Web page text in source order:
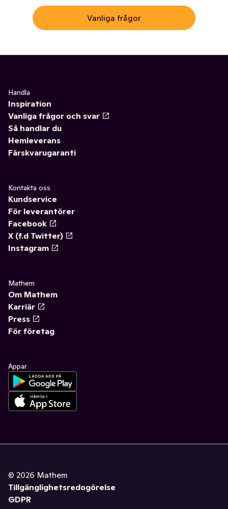
Vanliga frågor
Handla
Inspiration
Vanliga frågor och svar
Så handlar du
Hemleverans
Färskvarugaranti
Kontakta oss
Kundservice
För leverantörer
Facebook
X (f.d Twitter)
Instagram
Mathem
Om Mathem
Karriär
Press
För företag
Appar
© 2026 Mathem
Tillgänglighetsredogörelse
GDPR